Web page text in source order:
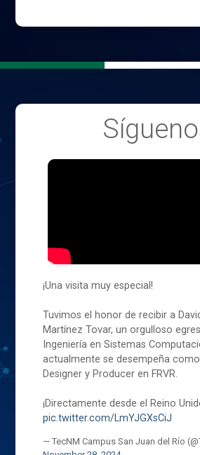
¡Una visita muy especial!
Tuvimos el honor de recibir a
Martínez Tovar, un orgulloso
Ingeniería en Sistemas
actualmente se desempeña
Designer y Producer en FRVR.
¡Directamente desde el Reino
pic.twitter.com/LmYJGXsCiJ
— TecNM Campus San Juan del Río